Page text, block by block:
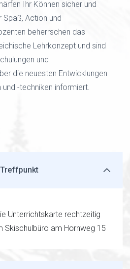
Ihr Können sicher und
Spaß, Action und
beherrschen das
Lehrkonzept und sind
und
die neuesten Entwicklungen
-techniken informiert.
Unterrichtskarte rechtzeitig
Skischulbüro am Hornweg 15